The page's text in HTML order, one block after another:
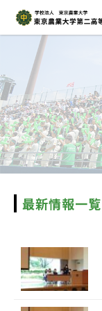
最新情報一覧